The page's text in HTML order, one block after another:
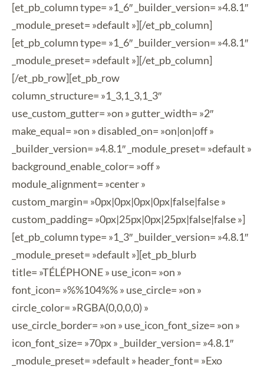
[et_pb_column type= »1_6″ _builder_version= »4.8.1″
_module_preset= »default »][/et_pb_column]
[et_pb_column type= »1_6″ _builder_version= »4.8.1″
_module_preset= »default »][/et_pb_column]
[/et_pb_row][et_pb_row
column_structure= »1_3,1_3,1_3″
use_custom_gutter= »on » gutter_width= »2″
make_equal= »on » disabled_on= »on|on|off »
_builder_version= »4.8.1″ _module_preset= »default »
background_enable_color= »off »
module_alignment= »center »
custom_margin= »0px|0px|0px|0px|false|false »
custom_padding= »0px|25px|0px|25px|false|false »]
[et_pb_column type= »1_3″ _builder_version= »4.8.1″
_module_preset= »default »][et_pb_blurb
title= »TÉLÉPHONE » use_icon= »on »
font_icon= »%%104%% » use_circle= »on »
circle_color= »RGBA(0,0,0,0) »
use_circle_border= »on » use_icon_font_size= »on »
icon_font_size= »70px » _builder_version= »4.8.1″
_module_preset= »default » header_font= »Exo